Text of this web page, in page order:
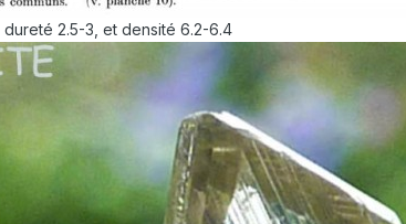
dureté 2.5-3, et densité 6.2-6.4